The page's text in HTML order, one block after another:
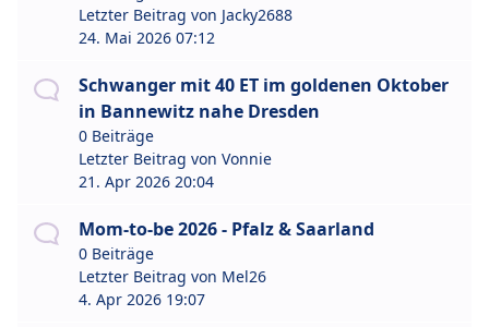
Letzter Beitrag von Jacky2688
24. Mai 2026 07:12
Schwanger mit 40 ET im goldenen Oktober
in Bannewitz nahe Dresden
0 Beiträge
Letzter Beitrag von Vonnie
21. Apr 2026 20:04
Mom-to-be 2026 - Pfalz & Saarland
0 Beiträge
Letzter Beitrag von Mel26
4. Apr 2026 19:07